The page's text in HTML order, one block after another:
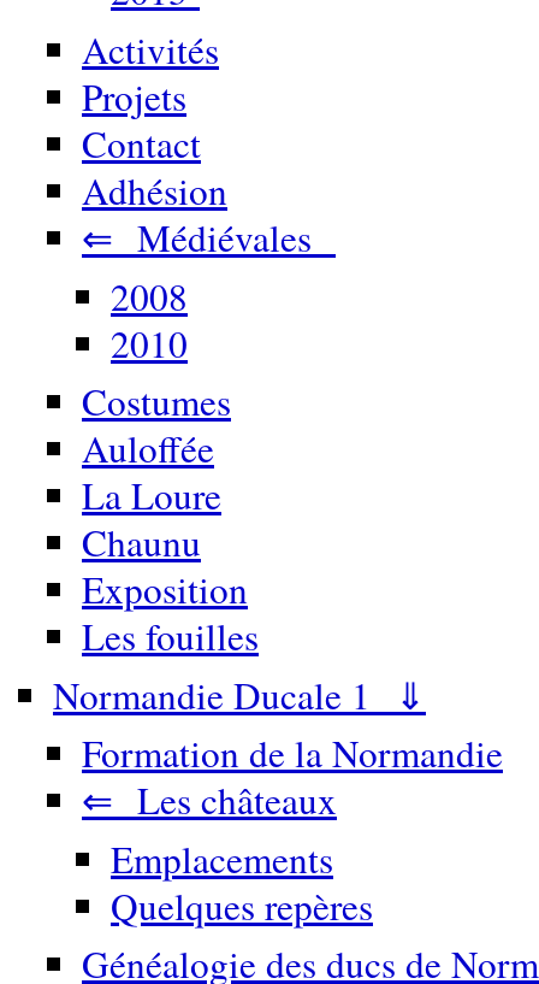
Activités
Projets
Contact
Adhésion
⇐ Médiévales
2008
2010
Costumes
Auloffée
La Loure
Chaunu
Exposition
Les fouilles
Normandie Ducale 1 ⇓
Formation de la Normandie
⇐ Les châteaux
Emplacements
Quelques repères
Généalogie des ducs de